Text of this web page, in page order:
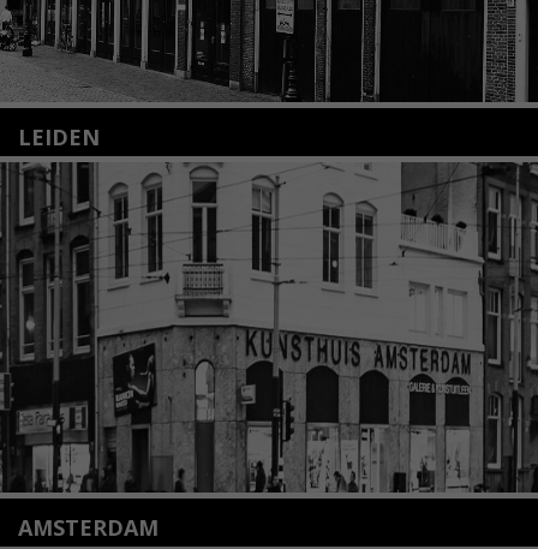
LEIDEN
Nieuwstraat 35
2312 KA Leiden
+31(0)71 – 52 84 480
info@kunsthuisleiden.nl
Lees meer
AMSTERDAM